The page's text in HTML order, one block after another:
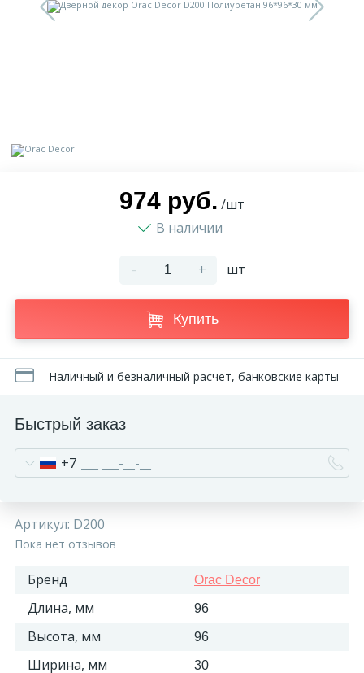
974 руб. /шт
В наличии
- + шт
Купить
Наличный и безналичный расчет, банковские карты
Быстрый заказ
+7
Артикул: D200
Пока нет отзывов
Бренд Orac Decor
Длина, мм 96
Высота, мм 96
Ширина, мм 30
Доставка
Сотрудничество